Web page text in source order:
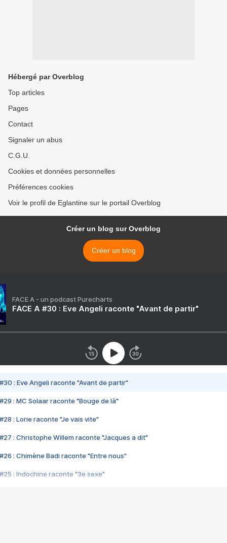
Hébergé par Overblog
Top articles
Pages
Contact
Signaler un abus
C.G.U.
Cookies et données personnelles
Préférences cookies
Voir le profil de Eglantine sur le portail Overblog
Créer un blog sur Overblog
Créer un blog
FACE A - un podcast Purecharts
FACE A #30 : Eve Angeli raconte "Avant de partir"
#30 : Eve Angeli raconte "Avant de partir"
#29 : MC Solaar raconte "Bouge de là"
#28 : Lorie raconte "Je vais vite"
#27 : Christophe Willem raconte "Jacques a dit"
#26 : Chimène Badi raconte "Entre nous"
#25 : Indochine raconte "3e sexe"